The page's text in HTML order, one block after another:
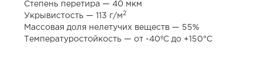
Степень перетира — 40 мкм
Укрывистость — 113 г/м 2
Массовая доля нелетучих веществ — 55%
Температуростойкость — от -40ºС до +150°С